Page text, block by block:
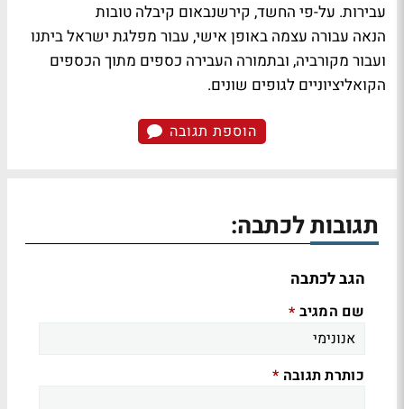
עבירות. על-פי החשד, קירשנבאום קיבלה טובות
הנאה עבורה עצמה באופן אישי, עבור מפלגת ישראל ביתנו
ועבור מקורביה, ובתמורה העבירה כספים מתוך הכספים
הקואליציוניים לגופים שונים.
הוספת תגובה
תגובות לכתבה:
הגב לכתבה
שם המגיב *
כותרת תגובה *